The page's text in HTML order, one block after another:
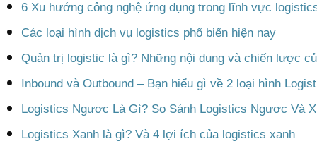
6 Xu hướng công nghệ ứng dụng trong lĩnh vực
Các loại hình dịch vụ logistics phổ biến hiện nay
Quản trị logistic là gì? Những nội dung và chiến lược
Inbound và Outbound – Bạn hiểu gì về 2 loại hình
Logistics Ngược Là Gì? So Sánh Logistics Ngược Và
Logistics Xanh là gì? Và 4 lợi ích của logistics xanh